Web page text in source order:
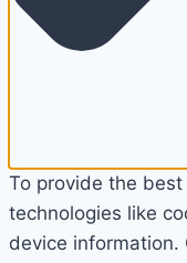
To provide the
technologies like
device information.